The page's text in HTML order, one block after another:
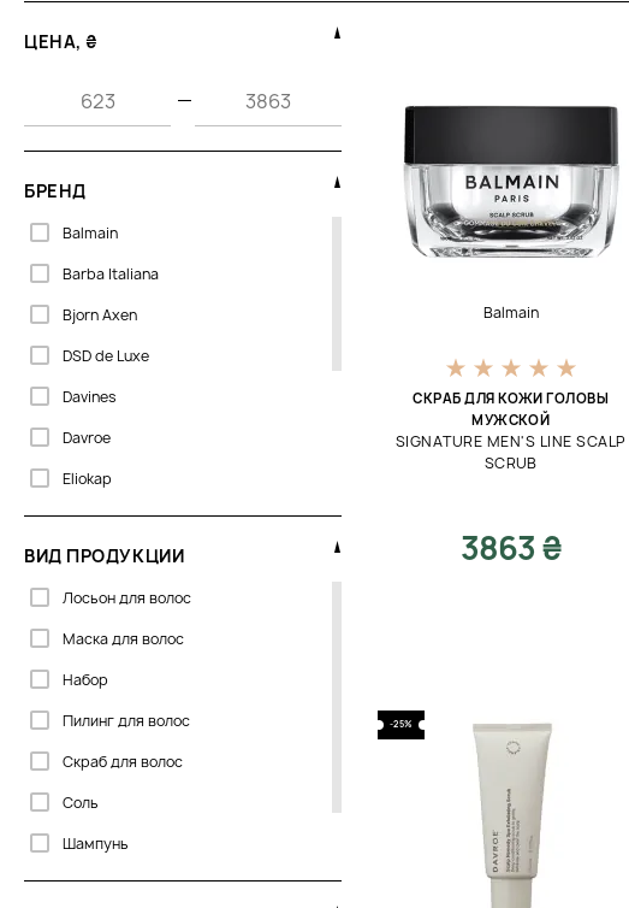
ЦЕНА, ₴
—
БРЕНД
Balmain
Barba Italiana
Bjorn Axen
DSD de Luxe
Davines
Davroe
Eliokap
Greensoho
Hadat
Lee Stafford
Orising
Sachajuan
ВИД ПРОДУКЦИИ
Лосьон для волос
Маска для волос
Набор
Пилинг для волос
Скраб для волос
Соль
Шампунь
Щетка для волос
Balmain
СКРАБ ДЛЯ КОЖИ ГОЛОВЫ
МУЖСКОЙ
SIGNATURE MEN'S LINE SCALP
SCRUB
3863 ₴
-25%